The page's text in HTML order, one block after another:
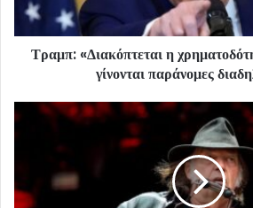
Τραμπ: «Διακόπτεται η
γίνονται παράνομες